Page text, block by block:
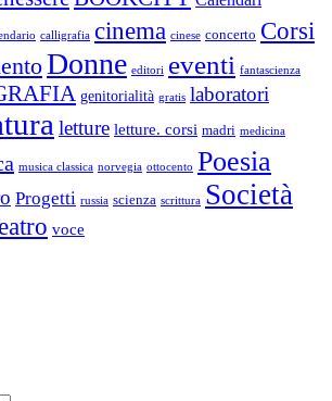
calligrafia cinema cinese concerto Corsi
Donne editori eventi fantascienza
genitorialità gratis laboratori
letture letture. corsi madri medicina
musica classica norvegia ottocento Poesia
Progetti russia scienza scrittura Società
voce